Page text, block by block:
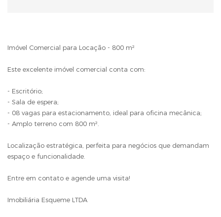
Imóvel Comercial para Locação - 800 m²
Este excelente imóvel comercial conta com:
- Escritório;
- Sala de espera;
- 08 vagas para estacionamento, ideal para oficina mecânica;
- Amplo terreno com 800 m².
Localização estratégica, perfeita para negócios que demandam
espaço e funcionalidade.
Entre em contato e agende uma visita!
Imobiliária Esqueme LTDA